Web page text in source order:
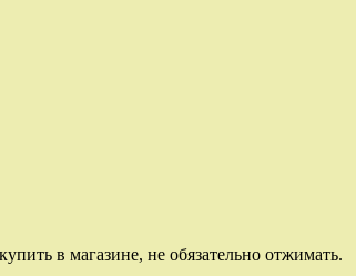
в магазине, не обязательно отжимать.